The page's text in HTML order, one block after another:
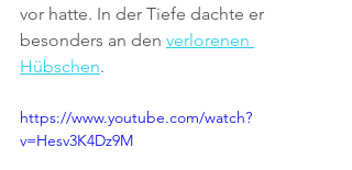
vor hatte. In der Tiefe dachte er
besonders an den verlorenen
Hübschen.
https://www.youtube.com/watch?
v=Hesv3K4Dz9M